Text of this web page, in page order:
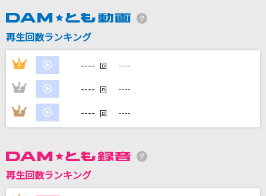
Aqours
カラオケ最新情報をチェック！
再生回数ランキング
1 ---- 回 ----
2 ---- 回 ----
3 ---- 回 ----
再生回数ランキング